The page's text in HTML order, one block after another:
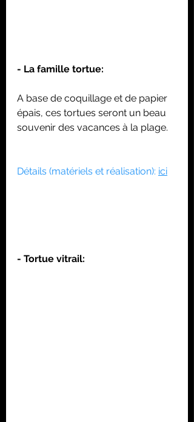
- La famille tortue:
A base de coquillage et de papier
épais, ces tortues seront un beau
souvenir des vacances à la plage.
Détails (matériels et réalisation): ici
- Tortue vitrail: